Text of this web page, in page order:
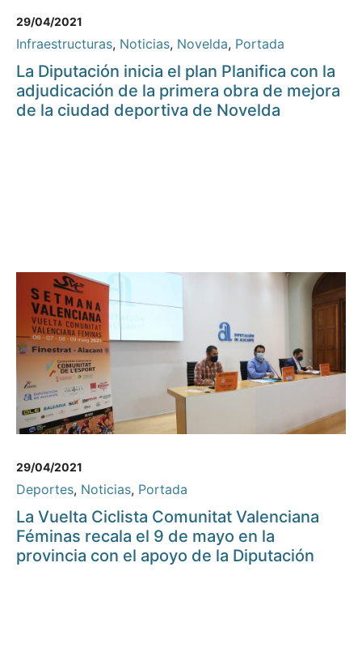
29/04/2021
Infraestructuras, Noticias, Novelda, Portada
La Diputación inicia el plan Planifica con la
adjudicación de la primera obra de mejora
de la ciudad deportiva de Novelda
29/04/2021
Deportes, Noticias, Portada
La Vuelta Ciclista Comunitat Valenciana
Féminas recala el 9 de mayo en la
provincia con el apoyo de la Diputación